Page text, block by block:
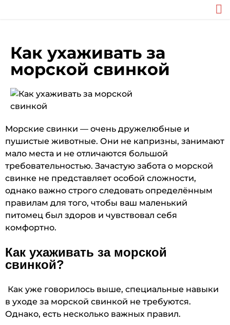
Как ухаживать за
морской свинкой
Морские свинки — очень дружелюбные и
пушистые животные. Они не капризны, занимают
мало места и не отличаются большой
требовательностью. Зачастую забота о морской
свинке не представляет особой сложности,
однако важно строго следовать определённым
правилам для того, чтобы ваш маленький
питомец был здоров и чувствовал себя
комфортно.
Как ухаживать за морской
свинкой?
Как уже говорилось выше, специальные навыки
в уходе за морской свинкой не требуются.
Однако, есть несколько важных правил.